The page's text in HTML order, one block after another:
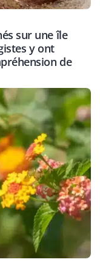
sur une île
y ont
de